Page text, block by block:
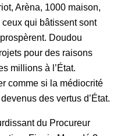
Arèna, 1000 maison,
qui bâtissent sont
Doudou
pour des raisons
millions à l’État.
comme si la médiocrité
des vertus d’État.
du Procureur